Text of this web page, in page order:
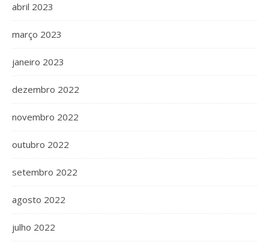
abril 2023
março 2023
janeiro 2023
dezembro 2022
novembro 2022
outubro 2022
setembro 2022
agosto 2022
julho 2022